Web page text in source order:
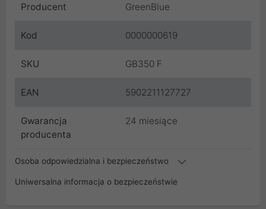
Producent GreenBlue
Kod 0000000619
SKU GB350 F
EAN 5902211127727
Gwarancja
producenta
24 miesiące
Osoba odpowiedzialna i bezpieczeństwo
Uniwersalna informacja o bezpieczeństwie